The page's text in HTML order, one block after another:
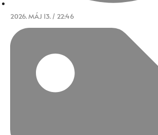
2026. MÁJ 13. / 22:46